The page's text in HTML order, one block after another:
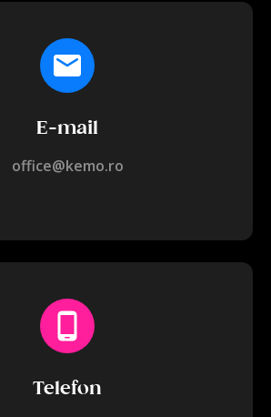
E-mail
office@kemo.ro
Telefon